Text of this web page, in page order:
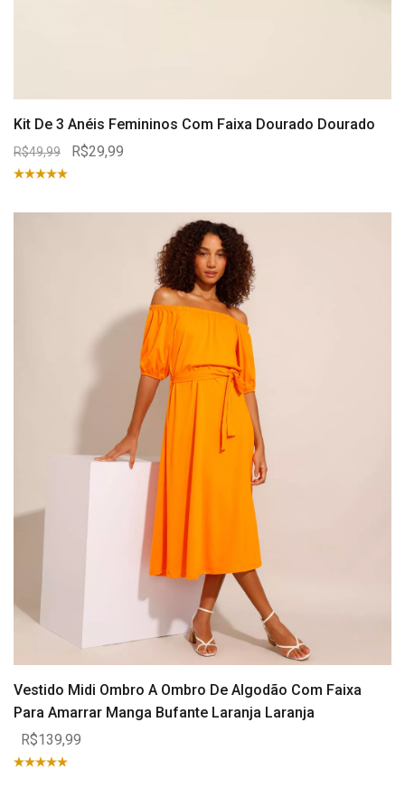
Kit De 3 Anéis Femininos Com Faixa Dourado Dourado
R$49,99 R$29,99
Vestido Midi Ombro A Ombro De Algodão Com Faixa
Para Amarrar Manga Bufante Laranja Laranja
R$139,99